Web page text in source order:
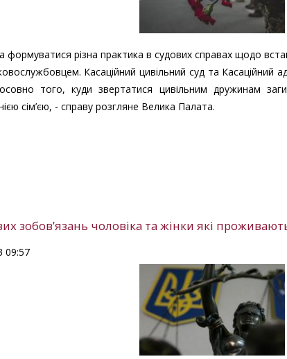
формуватися різна практика в судових справах щодо
Касаційний цивільний суд та Касаційний
того, куди звертатися цивільним дружинам
сім’єю, - справу розгляне Велика Палата.
зобов’язань чоловіка та жінки які
09:57